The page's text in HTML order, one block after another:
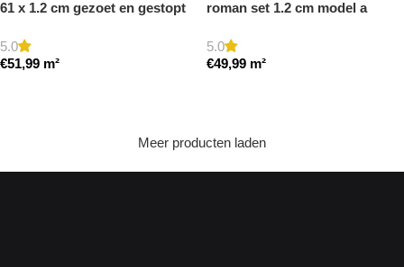
61 x 1.2 cm gezoet en gestopt
5.0
€51,99 m²
roman set 1.2 cm model a
5.0
€49,99 m²
Meer producten laden